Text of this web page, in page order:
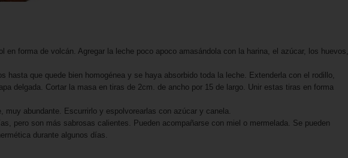
en forma de volcán. Agregar la leche poco apoco amasándola con la harina, el azúcar, los huevos,
hasta que quede bien homogénea y se haya absorbido toda la leche. Extenderla con el rodillo,
delgada. Cortar la masa en tiras de 2cm. de ancho por 15 de largo. Unir estas tiras en forma
muy abundante. Escurrirlo y espolvorearlas con azúcar y canela.
pero son más sabrosas calientes. Pueden acompañarse con miel o mermelada. Se pueden
durante algunos días.